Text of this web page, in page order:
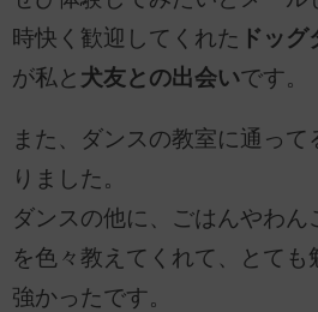
時快く歓迎してくれた ドッ
が私と 犬友との出会いです。
また、ダンスの教室に通って
りました。
ダンスの他に、ごはんやわ
を色々教えてくれて、とて
強かったです。